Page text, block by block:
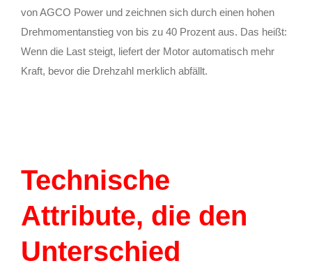
von AGCO Power und zeichnen sich durch einen hohen
Drehmomentanstieg von bis zu 40 Prozent aus. Das heißt:
Wenn die Last steigt, liefert der Motor automatisch mehr
Kraft, bevor die Drehzahl merklich abfällt.
Technische
Attribute, die den
Unterschied